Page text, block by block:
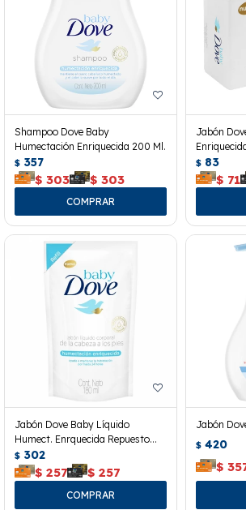
Shampoo Dove Baby
Humectación Enriquecida 200 Ml.
$ 357
$ 303 $ 303
Jabón
$ 83
$ 71
Jabón Dove Baby Líquido
Humect. Enrquecida Repuesto
180 Ml.
$ 302
$ 257 $ 257
Jabón
$ 420
$